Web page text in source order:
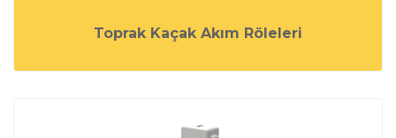
Toprak Kaçak Akım Röleleri